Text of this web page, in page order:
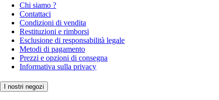
Chi siamo ?
Contattaci
Condizioni di vendita
Restituzioni e rimborsi
Esclusione di responsabilità legale
Metodi di pagamento
Prezzi e opzioni di consegna
Informativa sulla privacy
I nostri negozi